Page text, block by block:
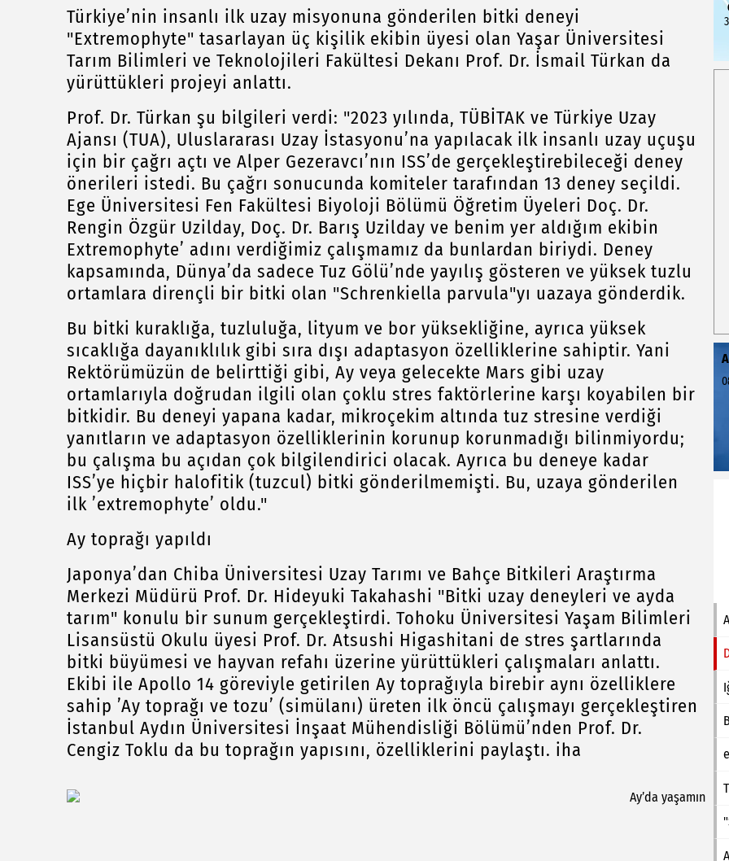
Türkiye’nin insanlı ilk uzay misyonuna gönderilen bitki deneyi
"Extremophyte" tasarlayan üç kişilik ekibin üyesi olan Yaşar Üniversitesi
Tarım Bilimleri ve Teknolojileri Fakültesi Dekanı Prof. Dr. İsmail Türkan da
yürüttükleri projeyi anlattı.
Prof. Dr. Türkan şu bilgileri verdi: "2023 yılında, TÜBİTAK ve Türkiye Uzay
Ajansı (TUA), Uluslararası Uzay İstasyonu’na yapılacak ilk insanlı uzay uçuşu
için bir çağrı açtı ve Alper Gezeravcı’nın ISS’de gerçekleştirebileceği deney
önerileri istedi. Bu çağrı sonucunda komiteler tarafından 13 deney seçildi.
Ege Üniversitesi Fen Fakültesi Biyoloji Bölümü Öğretim Üyeleri Doç. Dr.
Rengin Özgür Uzilday, Doç. Dr. Barış Uzilday ve benim yer aldığım ekibin
Extremophyte’ adını verdiğimiz çalışmamız da bunlardan biriydi. Deney
kapsamında, Dünya’da sadece Tuz Gölü’nde yayılış gösteren ve yüksek tuzlu
ortamlara dirençli bir bitki olan "Schrenkiella parvula"yı uazaya gönderdik.
Bu bitki kuraklığa, tuzluluğa, lityum ve bor yüksekliğine, ayrıca yüksek
sıcaklığa dayanıklılık gibi sıra dışı adaptasyon özelliklerine sahiptir. Yani
Rektörümüzün de belirttiği gibi, Ay veya gelecekte Mars gibi uzay
ortamlarıyla doğrudan ilgili olan çoklu stres faktörlerine karşı koyabilen bir
bitkidir. Bu deneyi yapana kadar, mikroçekim altında tuz stresine verdiği
yanıtların ve adaptasyon özelliklerinin korunup korunmadığı bilinmiyordu;
bu çalışma bu açıdan çok bilgilendirici olacak. Ayrıca bu deneye kadar
ISS’ye hiçbir halofitik (tuzcul) bitki gönderilmemişti. Bu, uzaya gönderilen
ilk ’extremophyte’ oldu."
Ay toprağı yapıldı
Japonya’dan Chiba Üniversitesi Uzay Tarımı ve Bahçe Bitkileri Araştırma
Merkezi Müdürü Prof. Dr. Hideyuki Takahashi "Bitki uzay deneyleri ve ayda
tarım" konulu bir sunum gerçekleştirdi. Tohoku Üniversitesi Yaşam Bilimleri
Lisansüstü Okulu üyesi Prof. Dr. Atsushi Higashitani de stres şartlarında
bitki büyümesi ve hayvan refahı üzerine yürüttükleri çalışmaları anlattı.
Ekibi ile Apollo 14 göreviyle getirilen Ay toprağıyla birebir aynı özelliklere
sahip ’Ay toprağı ve tozu’ (simülanı) üreten ilk öncü çalışmayı gerçekleştiren
İstanbul Aydın Üniversitesi İnşaat Mühendisliği Bölümü’nden Prof. Dr.
Cengiz Toklu da bu toprağın yapısını, özelliklerini paylaştı. iha